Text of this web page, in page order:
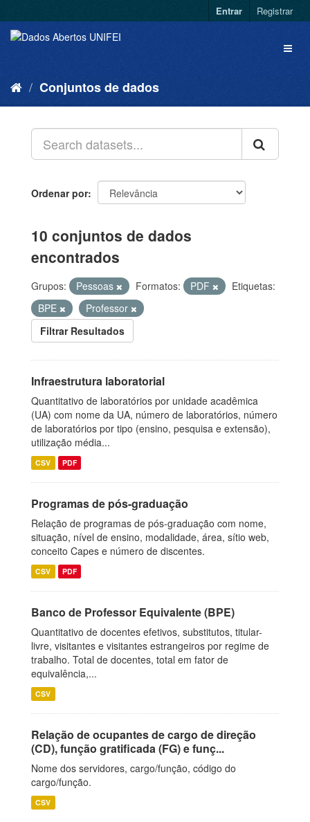
Entrar Registrar
Conjuntos de dados
Ordenar por
10 conjuntos de dados
encontrados
Grupos: Pessoas Formatos: PDF
Etiquetas:
BPE
Professor
Filtrar Resultados
Infraestrutura laboratorial
Quantitativo de laboratórios por unidade acadêmica
(UA) com nome da UA, número de laboratórios, número
de laboratórios por tipo (ensino, pesquisa e extensão),
utilização média...
CSV PDF
Programas de pós-graduação
Relação de programas de pós-graduação com nome,
situação, nível de ensino, modalidade, área, sítio web,
conceito Capes e número de discentes.
CSV PDF
Banco de Professor Equivalente (BPE)
Quantitativo de docentes efetivos, substitutos, titular-
livre, visitantes e visitantes estrangeiros por regime de
trabalho. Total de docentes, total em fator de
equivalência,...
CSV
Relação de ocupantes de cargo de direção
(CD), função gratificada (FG) e funç...
Nome dos servidores, cargo/função, código do
cargo/função.
CSV